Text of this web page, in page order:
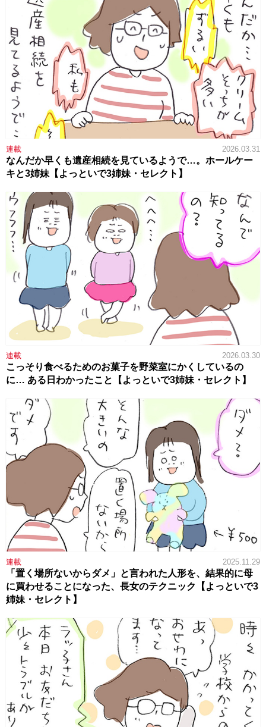
連載 2026.03.31
なんだか早くも遺産相続を見ているようで…。ホールケー
キと3姉妹【よっといで3姉妹・セレクト】
連載 2026.03.30
こっそり食べるためのお菓子を野菜室にかくしているの
に… ある日わかったこと【よっといで3姉妹・セレクト】
連載 2025.11.29
「置く場所ないからダメ」と言われた人形を、結果的に母
に買わせることになった、長女のテクニック【よっといで3
姉妹・セレクト】